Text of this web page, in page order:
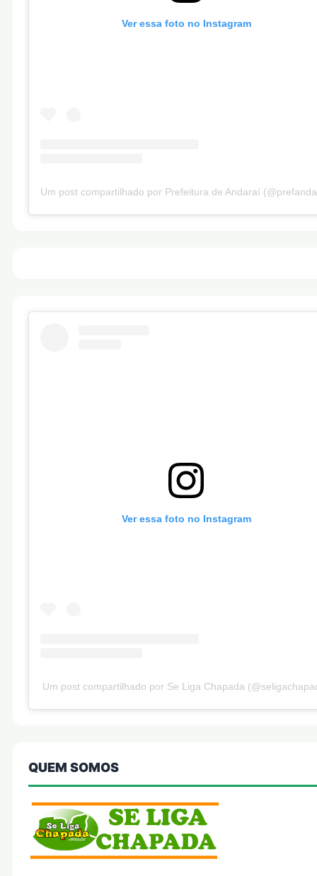
Ver essa foto no Instagram
Um post compartilhado por Prefeitura de Andaraí
Ver essa foto no Instagram
Um post compartilhado por Se Liga Chapada
QUEM SOMOS